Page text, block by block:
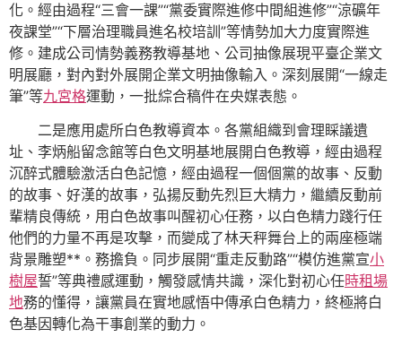
化。經由過程“三會一課”“黨委實際進修中間組進修”“涼礦年
夜課堂”“下層治理職員進名校培訓”等情勢加大力度實際進
修。建成公司情勢義務教導基地、公司抽像展現平臺企業文
明展廳，對內對外展開企業文明抽像輸入。深刻展開“一線走
筆”等九宮格運動，一批綜合稿件在央媒表態。
二是應用處所白色教導資本。各黨組織到會理睬議遺
址、李炳船留念館等白色文明基地展開白色教導，經由過程
沉醉式體驗激活白色記憶，經由過程一個個黨的故事、反動
的故事、好漢的故事，弘揚反動先烈巨大精力，繼續反動前
輩精良傳統，用白色故事叫醒初心任務，以白色精力踐行任
他們的力量不再是攻擊，而變成了林天秤舞台上的兩座極端
背景雕塑**。務擔負。同步展開“重走反動路”“模仿進黨宣小
樹屋誓”等典禮感運動，觸發感情共識，深化對初心任時租場
地務的懂得，讓黨員在實地感悟中傳承白色精力，終極將白
色基因轉化為干事創業的動力。